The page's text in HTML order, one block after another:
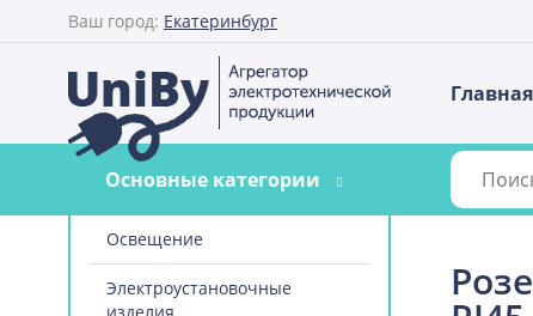
Ваш город: Екатеринбург
Главная
Основные категории
Освещение
Электроустановочные